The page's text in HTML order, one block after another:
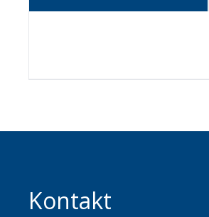
Kontakt